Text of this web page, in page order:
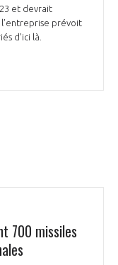
et devrait
prévoit
d'ici là.
700 missiles